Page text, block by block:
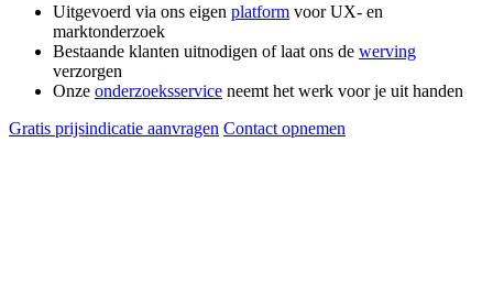
Uitgevoerd via ons eigen platform voor UX- en
marktonderzoek
Bestaande klanten uitnodigen of laat ons de werving
verzorgen
Onze onderzoeksservice neemt het werk voor je uit handen
Gratis prijsindicatie aanvragen Contact opnemen